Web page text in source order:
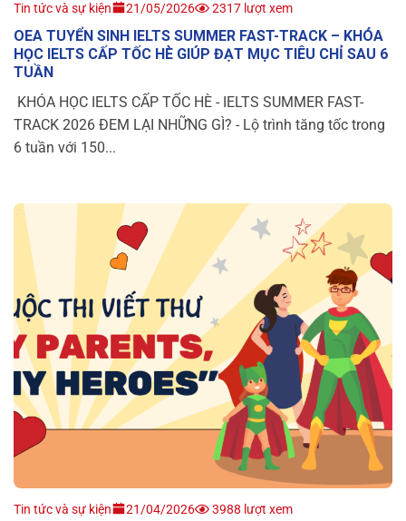
Tin tức và sự kiện 21/05/2026 2317 lượt xem
OEA TUYỂN SINH IELTS SUMMER FAST-TRACK – KHÓA
HỌC IELTS CẤP TỐC HÈ GIÚP ĐẠT MỤC TIÊU CHỈ SAU 6
TUẦN
KHÓA HỌC IELTS CẤP TỐC HÈ - IELTS SUMMER FAST-
TRACK 2026 ĐEM LẠI NHỮNG GÌ? - Lộ trình tăng tốc trong
6 tuần với 150...
Tin tức và sự kiện 21/04/2026 3988 lượt xem